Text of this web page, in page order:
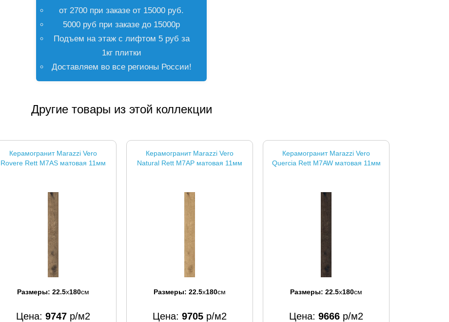
от 2700 при заказе от 15000 руб.
5000 руб при заказе до 15000р
Подъем на этаж с лифтом 5 руб за
1кг плитки
Доставляем во все регионы России!
Другие товары из этой коллекции
Керамогранит Marazzi Vero
Rovere Rett M7AS матовая 11мм
Размеры: 22.5x180см
Цена: 9747 р/м2
Керамогранит Marazzi Vero
Natural Rett M7AP матовая 11мм
Размеры: 22.5x180см
Цена: 9705 р/м2
Керамогранит Marazzi Vero
Quercia Rett M7AW матовая 11мм
Размеры: 22.5x180см
Цена: 9666 р/м2